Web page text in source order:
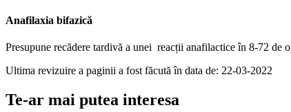
Anafilaxia bifazică
Presupune recădere tardivă a unei reacții anafilactice în 8-72 de
Ultima revizuire a paginii a fost făcută în data de: 22-03-2022
Te-ar mai putea interesa